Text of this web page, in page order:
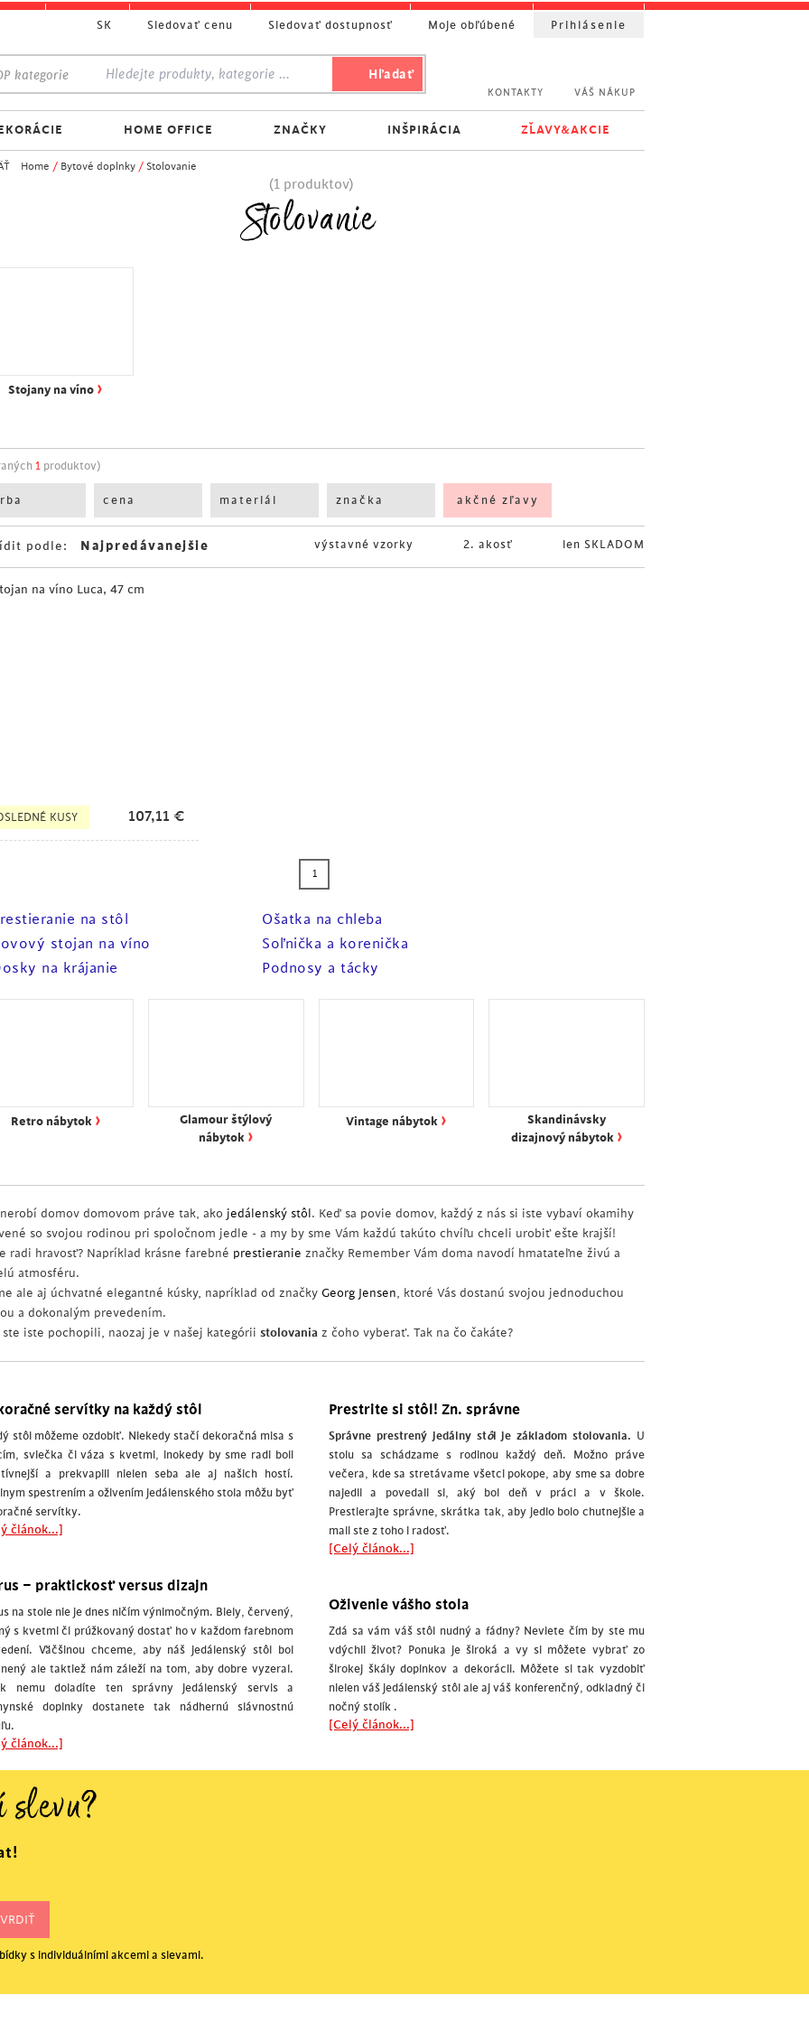
Home / Bytové doplnky / Stolovanie
(1 produktov)
Stolovanie
Stojany na víno ›
1 produktov)
cena materiál značka akčné zľavy
podle: len SKLADOM
2. akosť
výstavné vzorky
KUSY 107,11 €
1
na stôl
Ošatka na chleba
stojan na víno
Soľnička a korenička
na krájanie
Podnosy a tácky
Retro nábytok ›
Glamour štýlový
nábytok ›
Vintage nábytok ›
Skandinávsky
dizajnový nábytok ›
domov domovom práve tak, ako jedálenský stôl . Keď sa povie domov, každý z nás si iste vybaví okamihy
so svojou rodinou pri spoločnom jedle - a my by sme Vám každú takúto chvíľu chceli urobiť ešte krajší!
radi hravosť? Napríklad krásne farebné prestieranie značky Remember Vám doma navodí hmatateľne živú a
atmosféru.
ale aj úchvatné elegantné kúsky, napríklad od značky Georg Jensen, ktoré Vás dostanú svojou jednoduchou
a dokonalým prevedením.
ste iste pochopili, naozaj je v našej kategórii stolovania z čoho vyberať. Tak na čo čakáte?
servítky na každý stôl
stôl môžeme ozdobiť. Niekedy stačí dekoračná misa s
sviečka či váza s kvetmi, inokedy by sme radi boli
a prekvapili nielen seba ale aj našich hostí.
spestrením a oživením jedálenského stola môžu byť
servítky.
článok...]
– praktickosť versus dizajn
na stole nie je dnes ničím výnimočným. Biely, červený,
s kvetmi či prúžkovaný dostať ho v každom farebnom
Väčšinou chceme, aby náš jedálenský stôl bol
ale taktiež nám záleží na tom, aby dobre vyzeral.
nemu doladíte ten správny jedálenský servis a
doplnky dostanete tak nádhernú slávnostnú
článok...]
Prestrite si stôl! Zn. správne
Správne prestrený jedálny stôl je základom stolovania. U
stolu sa schádzame s rodinou každý deň. Možno práve
večera, kde sa stretávame všetci pokope, aby sme sa dobre
najedli a povedali si, aký bol deň v práci a v škole.
Prestierajte správne, skrátka tak, aby jedlo bolo chutnejšie a
mali ste z toho i radosť.
[Celý článok...]
Oživenie vášho stola
Zdá sa vám váš stôl nudný a fádny? Neviete čím by ste mu
vdýchli život? Ponuka je široká a vy si môžete vybrať zo
širokej škály doplnkov a dekorácii. Môžete si tak vyzdobiť
nielen váš jedálenský stôl ale aj váš konferenčný, odkladný či
nočný stolík .
[Celý článok...]
KONTAKTY VÁŠ NÁKUP
kategorie
HOME OFFICE ZNAČKY INŠPIRÁCIA ZĽAVY&AKCIE
SK Sledovať cenu Sledovať dostupnosť Moje obľúbené Prihlásenie
slevu?
s individuálními akcemi a slevami.